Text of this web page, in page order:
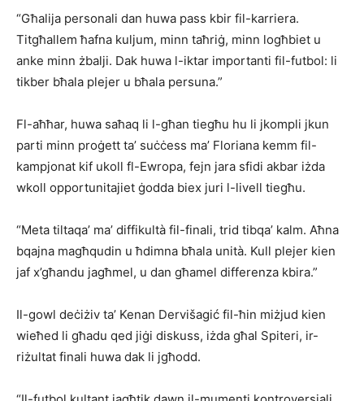
“Għalija personali dan huwa pass kbir fil-karriera.
Titgħallem ħafna kuljum, minn taħriġ, minn logħbiet u
anke minn żbalji. Dak huwa l-iktar importanti fil-futbol: li
tikber bħala plejer u bħala persuna.”
Fl-aħħar, huwa saħaq li l-għan tiegħu hu li jkompli jkun
parti minn proġett ta’ suċċess ma’ Floriana kemm fil-
kampjonat kif ukoll fl-Ewropa, fejn jara sfidi akbar iżda
wkoll opportunitajiet ġodda biex juri l-livell tiegħu.
“Meta tiltaqa’ ma’ diffikultà fil-finali, trid tibqa’ kalm. Aħna
bqajna magħqudin u ħdimna bħala unità. Kull plejer kien
jaf x’għandu jagħmel, u dan għamel differenza kbira.”
Il-gowl deċiżiv ta’ Kenan Dervišagić fil-ħin miżjud kien
wieħed li għadu qed jiġi diskuss, iżda għal Spiteri, ir-
riżultat finali huwa dak li jgħodd.